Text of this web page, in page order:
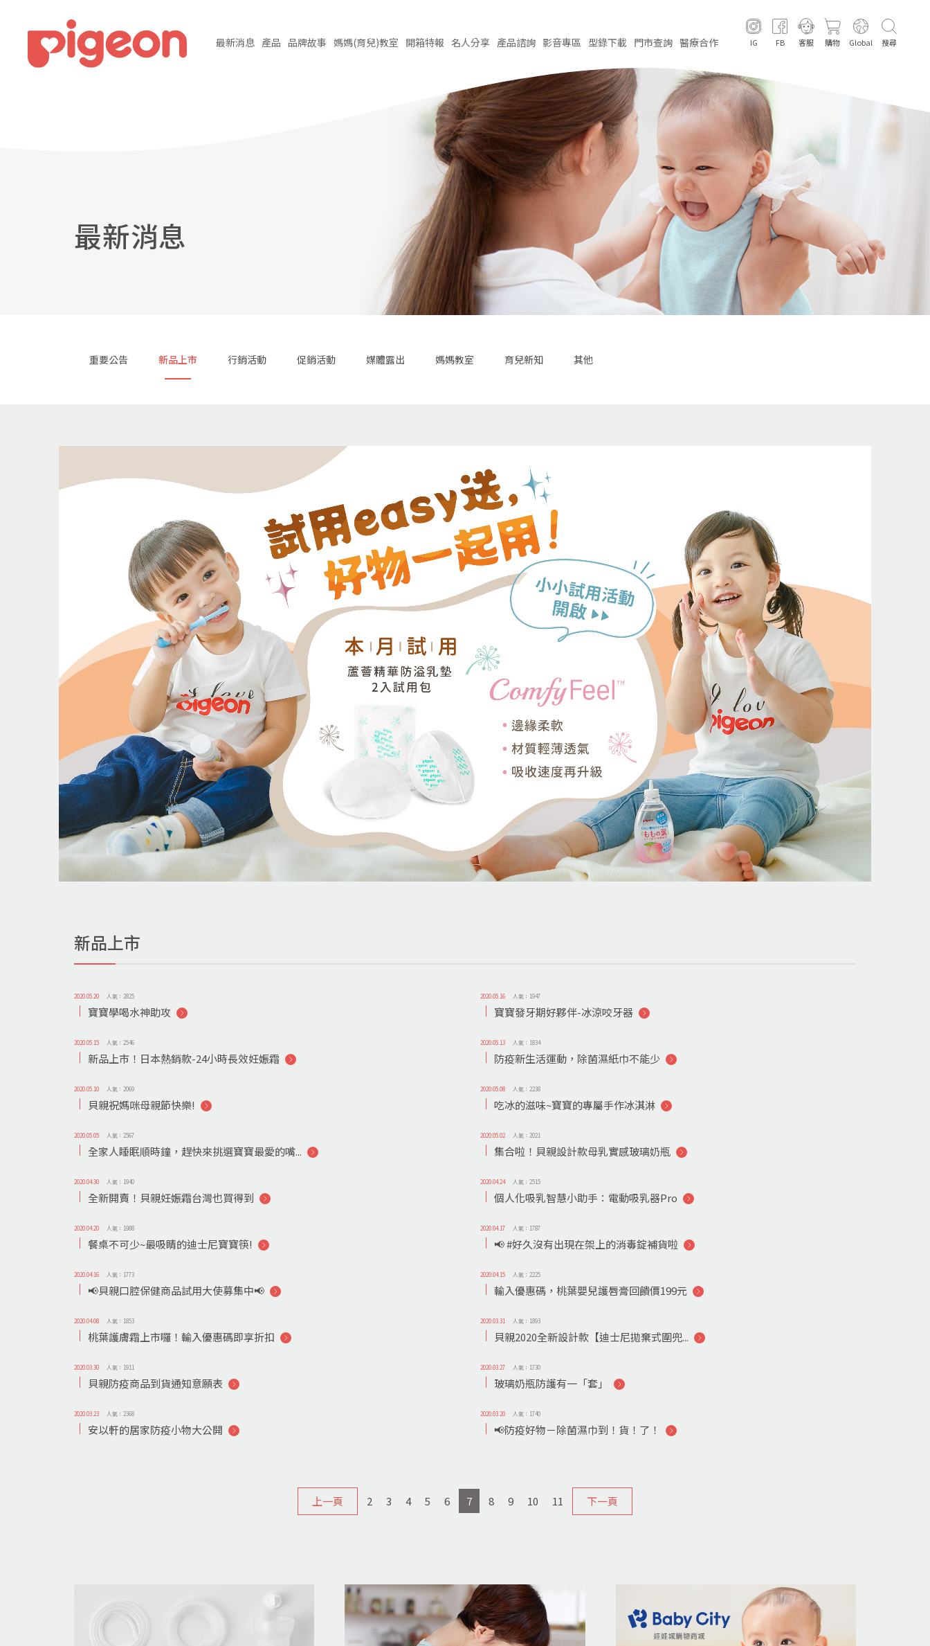
最新消息 產品 品牌故事 媽媽(育兒)教室 開箱特報 名人分享 產品諮詢 影音專區 型錄下載 門市查詢 醫療合作 IG FB 客服 購物 Global 搜尋
最新消息
重要公告 新品上市 行銷活動 促銷活動 媒體露出 媽媽教室 育兒新知 其他
新品上市
2020.05.20 人氣：2825
寶寶學喝水神助攻
2020.05.16 人氣：1947
寶寶發牙期好夥伴-冰涼咬牙器
2020.05.15 人氣：2546
新品上市！日本熱銷款-24小時長效妊娠霜
2020.05.13 人氣：1834
防疫新生活運動，除菌濕紙巾不能少
2020.05.10 人氣：2069
貝親祝媽咪母親節快樂!
2020.05.08 人氣：2238
吃冰的滋味~寶寶的專屬手作冰淇淋
2020.05.05 人氣：2567
全家人睡眠順時鐘，趕快來挑選寶寶最愛的嘴...
2020.05.02 人氣：2021
集合啦！貝親設計款母乳實感玻璃奶瓶
2020.04.30 人氣：1940
全新開賣！貝親妊娠霜台灣也買得到
2020.04.24 人氣：2515
個人化吸乳智慧小助手：電動吸乳器Pro
2020.04.20 人氣：1988
餐桌不可少~最吸睛的迪士尼寶寶筷!
2020.04.17 人氣：1787
📢 #好久沒有出現在架上的消毒錠補貨啦
2020.04.16 人氣：1773
📢貝親口腔保健商品試用大使募集中📢
2020.04.15 人氣：2225
輸入優惠碼，桃葉嬰兒護唇膏回饋價199元
2020.04.08 人氣：1853
桃葉護膚霜上市囉！輸入優惠碼即享折扣
2020.03.31 人氣：1893
貝親2020全新設計款【迪士尼拋棄式圍兜...
2020.03.30 人氣：1911
貝親防疫商品到貨通知意願表
2020.03.27 人氣：1730
玻璃奶瓶防護有一「套」
2020.03.23 人氣：2368
安以軒的居家防疫小物大公開
2020.03.20 人氣：1740
📢防疫好物－除菌濕巾到！貨！了！
上一頁 2 3 4 5 6 7 8 9 10 11 下一頁